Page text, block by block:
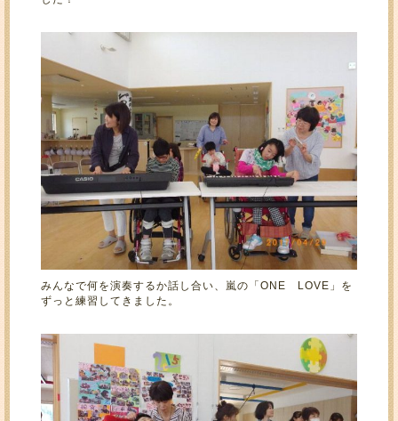
みんなで何を演奏するか話し合い、嵐の「ONE LOVE」を
ずっと練習してきました。